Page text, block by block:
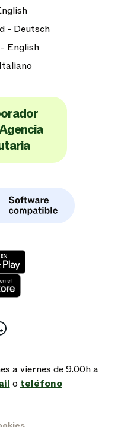
- Deutsch
English
a viernes de 9.00h a
o teléfono